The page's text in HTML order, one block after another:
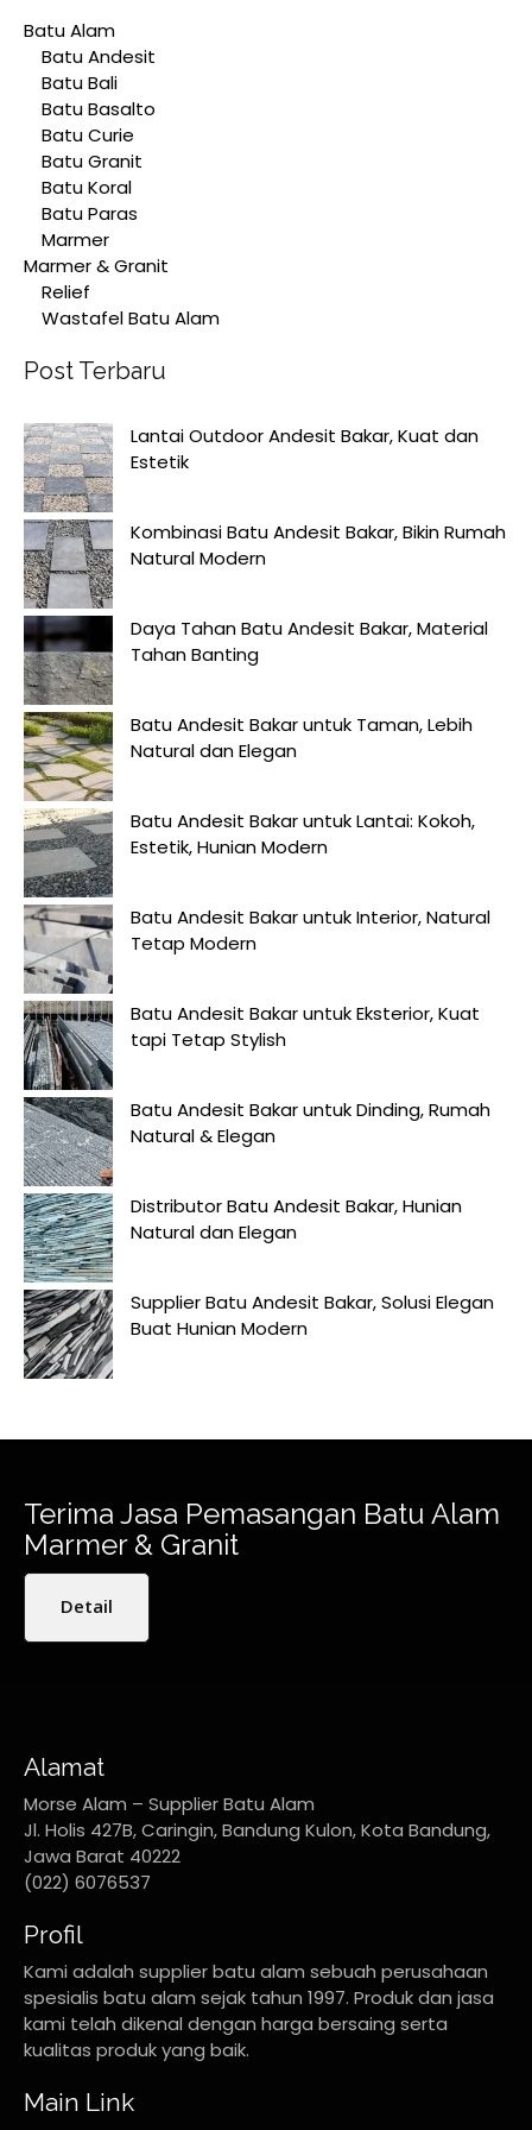
Batu Alam
Batu Andesit
Batu Bali
Batu Basalto
Batu Curie
Batu Granit
Batu Koral
Batu Paras
Marmer
Marmer & Granit
Relief
Wastafel Batu Alam
Post Terbaru
Lantai Outdoor Andesit Bakar, Kuat dan
Estetik
Kombinasi Batu Andesit Bakar, Bikin Rumah
Natural Modern
Daya Tahan Batu Andesit Bakar, Material
Tahan Banting
Batu Andesit Bakar untuk Taman, Lebih
Natural dan Elegan
Batu Andesit Bakar untuk Lantai: Kokoh,
Estetik, Hunian Modern
Batu Andesit Bakar untuk Interior, Natural
Tetap Modern
Batu Andesit Bakar untuk Eksterior, Kuat
tapi Tetap Stylish
Batu Andesit Bakar untuk Dinding, Rumah
Natural & Elegan
Distributor Batu Andesit Bakar, Hunian
Natural dan Elegan
Supplier Batu Andesit Bakar, Solusi Elegan
Buat Hunian Modern
Terima Jasa Pemasangan Batu Alam
Marmer & Granit
Detail
Alamat
Morse Alam – Supplier Batu Alam
Jl. Holis 427B, Caringin, Bandung Kulon, Kota Bandung,
Jawa Barat 40222
(022) 6076537
Profil
Kami adalah supplier batu alam sebuah perusahaan
spesialis batu alam sejak tahun 1997. Produk dan jasa
kami telah dikenal dengan harga bersaing serta
kualitas produk yang baik.
Main Link